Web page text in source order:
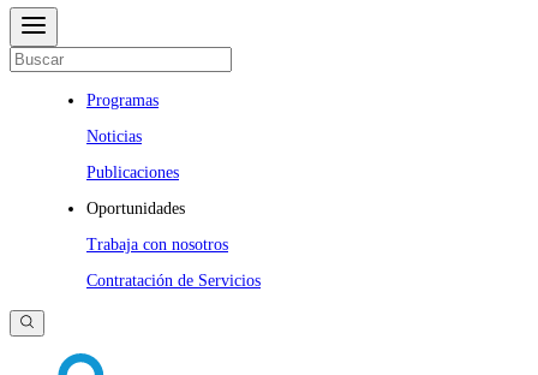
Programas
Noticias
Publicaciones
Oportunidades
Trabaja con nosotros
Contratación de Servicios